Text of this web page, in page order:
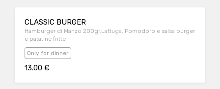
CLASSIC BURGER
Hamburger di Manzo 200gr,Lattuga, Pomodoro e salsa burger
e patatine fritte
Only for dinner
13.00 €